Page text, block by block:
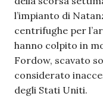
l’impianto di
centrifughe per
hanno colpito in
Fordow, scavato
considerato
degli Stati Uniti.